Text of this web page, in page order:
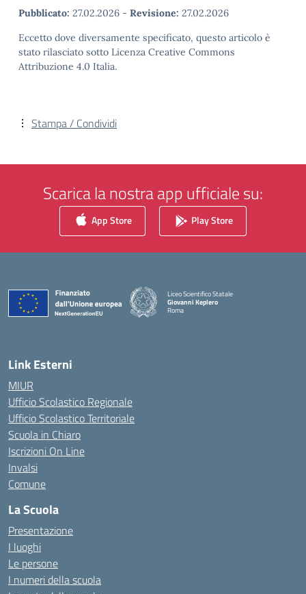
Pubblicato: 27.02.2026 - Revisione: 27.02.2026
Eccetto dove diversamente specificato, questo articolo è
stato rilasciato sotto Licenza Creative Commons
Attribuzione 4.0 Italia.
Stampa / Condividi
Scarica la nostra app ufficiale su:
App Store Play Store
Liceo Scientifico Statale
Giovanni Keplero
Roma
Link Esterni
MIUR
Ufficio Scolastico Regionale
Ufficio Scolastico Territoriale
Scuola in Chiaro
Iscrizioni On Line
Invalsi
Comune
La Scuola
Presentazione
I luoghi
Le persone
I numeri della scuola